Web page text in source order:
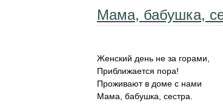
Мама, бабушка,
Женский день не за горами,
Приближается пора!
Проживают в доме с нами
Мама, бабушка, сестра.